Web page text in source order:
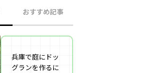
おすすめ記事
兵庫で庭にドッ
グランを作るに
【2026年5月7】
日TBS「櫻井・